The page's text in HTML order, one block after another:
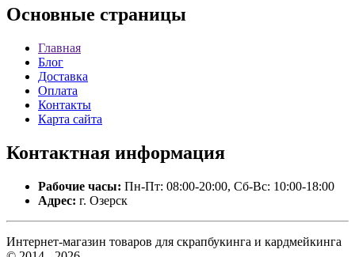
Основные страницы
Главная
Блог
Доставка
Оплата
Контакты
Карта сайта
Контактная информация
Рабочие часы: Пн-Пт: 08:00-20:00, Сб-Вс: 10:00-18:00
Адрес: г. Озерск
Интернет-магазин товаров для скрапбукинга и кардмейкинга